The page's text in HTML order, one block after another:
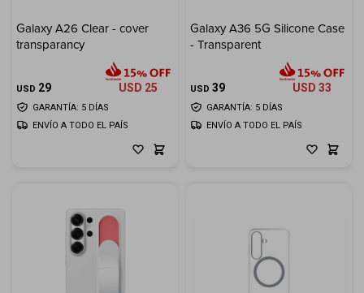
Galaxy A26 Clear - cover
transparancy
USD 29 USD 25
GARANTÍA: 5 DÍAS
ENVÍO A TODO EL PAÍS
Galaxy A36 5G Silicone Case
- Transparent
USD 39 USD 33
GARANTÍA: 5 DÍAS
ENVÍO A TODO EL PAÍS